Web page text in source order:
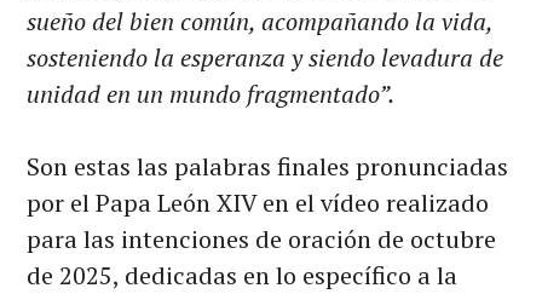
sueño del bien común, acompañando la vida,
sosteniendo la esperanza y siendo levadura de
unidad en un mundo fragmentado”.
Son estas las palabras finales pronunciadas
por el Papa León XIV en el vídeo realizado
para las intenciones de oración de octubre
de 2025, dedicadas en lo específico a la